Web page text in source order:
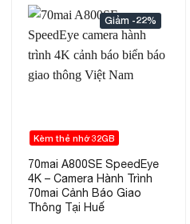
-22%
Kèm thẻ nhớ 32GB
70mai A800SE SpeedEye
4K – Camera Hành Trình
70mai Cảnh Báo Giao
Thông Tại Huế